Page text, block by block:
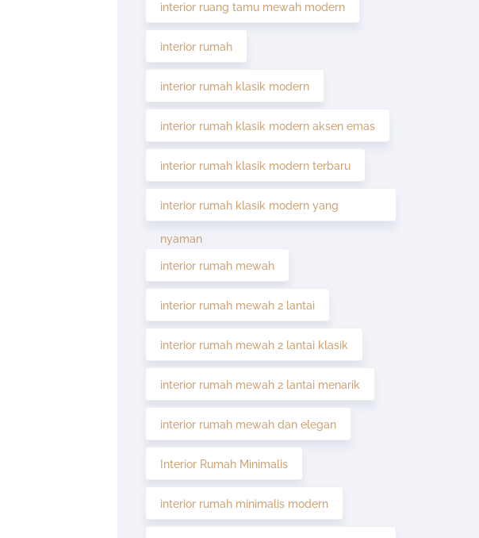
interior ruang tamu mewah modern
interior rumah
interior rumah klasik modern
interior rumah klasik modern aksen emas
interior rumah klasik modern terbaru
interior rumah klasik modern yang
nyaman
interior rumah mewah
interior rumah mewah 2 lantai
interior rumah mewah 2 lantai klasik
interior rumah mewah 2 lantai menarik
interior rumah mewah dan elegan
Interior Rumah Minimalis
interior rumah minimalis modern